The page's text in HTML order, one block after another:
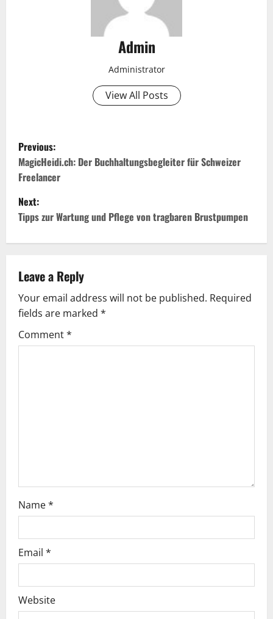
Admin
Administrator
View All Posts
P
o
s
t
n
a
v
i
g
Previous:
MagicHeidi.ch: Der Buchhaltungsbegleiter für Schweizer
Freelancer
Next:
Tipps zur Wartung und Pflege von tragbaren Brustpumpen
Leave a Reply
Your email address will not be published. Required
fields are marked *
Comment*
Name*
Email *
Website